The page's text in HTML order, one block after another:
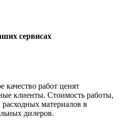
сервисах
работ ценят
клиенты. Стоимость работы,
материалов в
дилеров.